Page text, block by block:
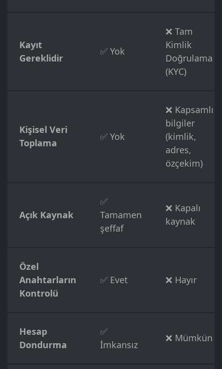
Kayıt
Gereklidir
✅ Yok
❌ Tam
Kimlik
Doğrulama
(KYC)
Kişisel Veri
Toplama
✅ Yok
❌ Kapsamlı
bilgiler
(kimlik,
adres,
özçekim)
Açık Kaynak
✅
Tamamen
şeffaf
❌ Kapalı
kaynak
Özel
Anahtarların
Kontrolü
✅ Evet ❌ Hayır
Hesap
Dondurma
✅
İmkansız
❌ Mümkün